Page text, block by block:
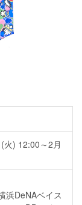
火) 12:00～2月
浜DeNAベイス